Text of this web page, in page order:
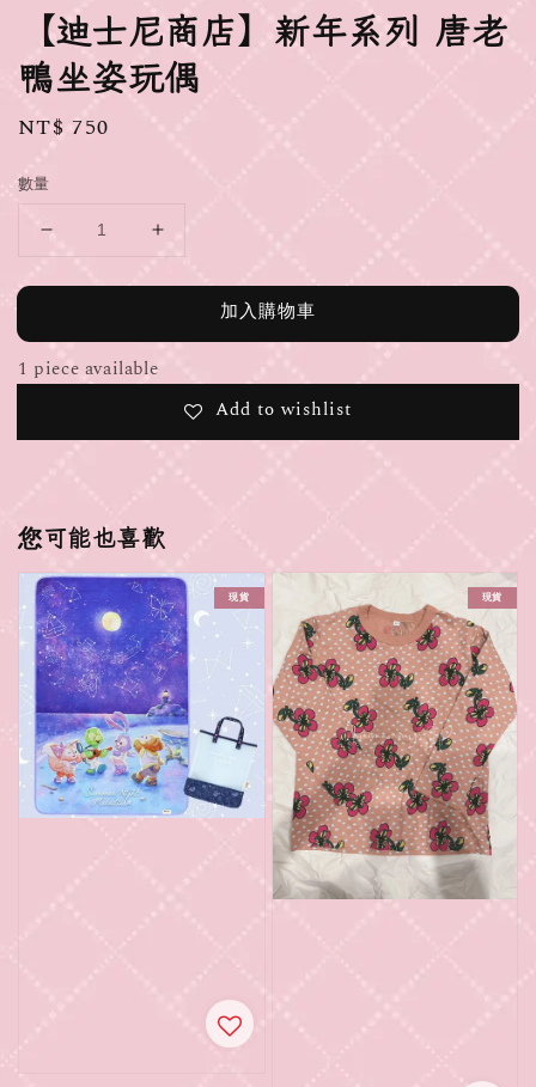
【迪士尼商店】新年系列 唐老
鴨坐姿玩偶
Regular
NT$ 750
數量
加入購物車
1 piece available
Add to wishlist
您可能也喜歡
現貨 現貨